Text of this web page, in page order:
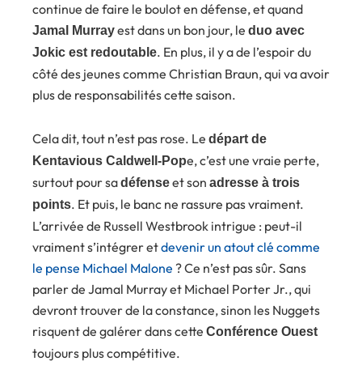
continue de faire le boulot en défense, et quand
Jamal Murrayest dans un bon jour, le duo avec
Jokic est redoutable. En plus, il y a de l’espoir du
côté des jeunes comme Christian Braun, qui va avoir
plus de responsabilités cette saison.
Cela dit, tout n’est pas rose. Le départ de
Kentavious Caldwell-Pope, c’est une vraie perte,
surtout pour sadéfenseet son adresse à trois
points. Et puis, le banc ne rassure pas vraiment.
L’arrivée de Russell Westbrook intrigue : peut-il
vraiment s’intégrer etdevenir un atout clé comme
le pense Michael Malone ? Ce n’est pas sûr. Sans
parler de Jamal Murray et Michael Porter Jr., qui
devront trouver de la constance, sinon les Nuggets
risquent de galérer dans cette Conférence Ouest
toujours plus compétitive.